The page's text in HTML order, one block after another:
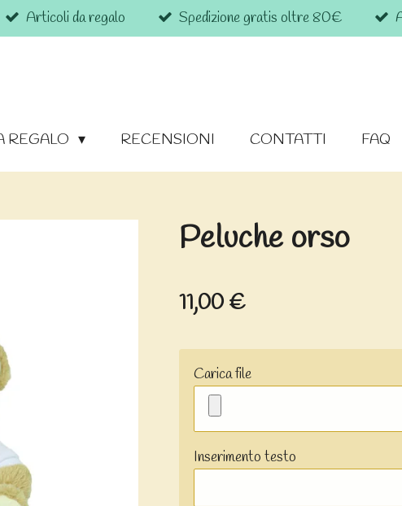
Articoli da regalo Spedizione gratis oltre 80€
REGALO RECENSIONI CONTATTI FAQ
Peluche orso
11,00 €
Carica file
Inserimento testo